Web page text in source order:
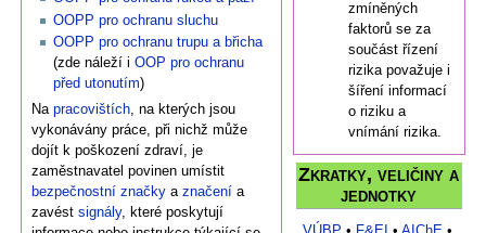
OOPP pro ochranu sluchu
OOPP pro ochranu trupu a břicha
(zde náleží iOOP pro ochranu
před utonutím)
Napracovištích, na kterých jsou
vykonávány práce, při nichž může
dojít k poškození zdraví, je
zaměstnavatel povinen umístit
bezpečnostní značky aznačení a
zavéstsignály, které poskytují
zmíněných
faktorů se za
součást řízení
rizika považuje i
šíření informací
o riziku a
vnímání rizika.
Zkratky, veličiny a
jednotky